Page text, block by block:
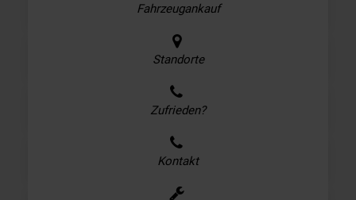
Fahrzeugankauf
Standorte
Zufrieden?
Kontakt